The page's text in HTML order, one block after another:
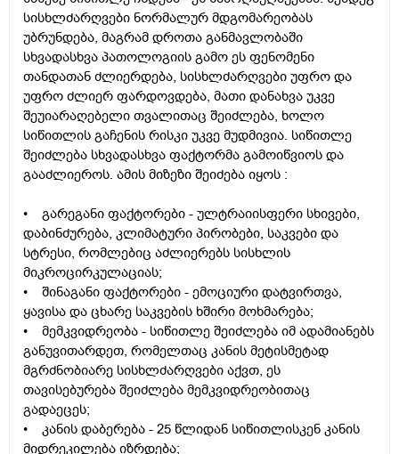
სისხლძარღვები ნორმალურ მდგომარეობას
უბრუნდება, მაგრამ დროთა განმავლობაში
სხვადასხვა პათოლოგიის გამო ეს ფენომენი
თანდათან ძლიერდება, სისხლძარღვები უფრო და
უფრო ძლიერ ფარდოვდება, მათი დანახვა უკვე
შეუიარაღებელი თვალითაც შეიძლება, ხოლო
სიწითლის გაჩენის რისკი უკვე მუდმივია. სიწითლე
შეიძლება სხვადასხვა ფაქტორმა გამოიწვიოს და
გააძლიეროს. ამის მიზეზი შეიძება იყოს :
• გარეგანი ფაქტორები - ულტრაიისფერი სხივები,
დაბინძურება, კლიმატური პირობები, საკვები და
სტრესი, რომლებიც აძლიერებს სისხლის
მიკროცირკულაციას;
• შინაგანი ფაქტორები - ემოციური დატვირთვა,
ყავისა და ცხარე საკვების ხშირი მოხმარება;
• მემკვიდრეობა - სიწითლე შეიძლება იმ ადამიანებს
განუვითარდეთ, რომელთაც კანის მეტისმეტად
მგრძნობიარე სისხლძარღვები აქვთ, ეს
თავისებურება შეიძლება მემკვიდრეობითაც
გადაეცეს;
• კანის დაბერება - 25 წლიდან სიწითლისკენ კანის
მიდრეკილება იზრდება;